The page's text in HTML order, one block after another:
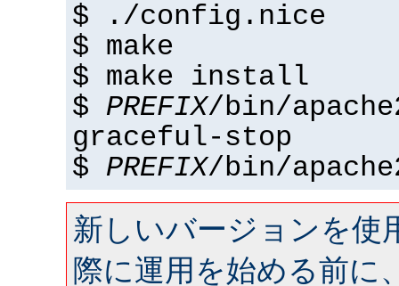
$ ./config.nice
$ make
$ make install
$ PREFIX/bin/
graceful-stop
$ PREFIX/bin/
新しいバージョンを使
際に運用を始める前に